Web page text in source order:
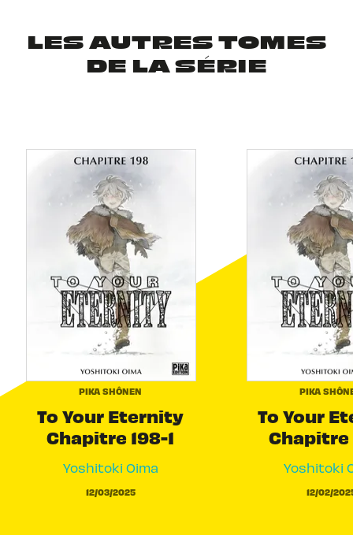
LES AUTRES TOMES
DE LA SÉRIE
PIKA SHÔNEN
To Your Eternity
Chapitre 198-1
Yoshitoki Oima
12/03/2025
PIKA
To Your
Chapitre
Yoshitoki
12/02/